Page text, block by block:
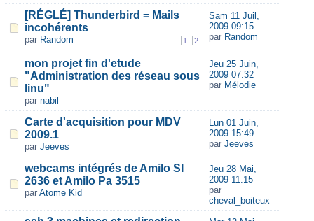
[RÉGLÉ] Thunderbird = Mails
incohérents
1 2
par Random
Sam 11 Juil,
2009 09:15
par Random
mon projet fin d'etude
"Administration des réseau sous
linu"
par nabil
Jeu 25 Juin,
2009 07:32
par Mélodie
Carte d'acquisition pour MDV
2009.1
par Jeeves
Lun 01 Juin,
2009 15:49
par Jeeves
webcams intégrés de Amilo SI
2636 et Amilo Pa 3515
par Atome Kid
Jeu 28 Mai,
2009 11:15
par
cheval_boiteux